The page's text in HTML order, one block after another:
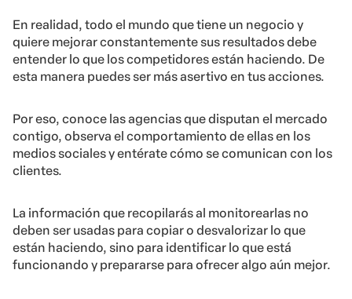
En realidad, todo el mundo que tiene un negocio y
quiere mejorar constantemente sus resultados debe
entender lo que los competidores están haciendo. De
esta manera puedes ser más asertivo en tus acciones.
Por eso, conoce las agencias que disputan el mercado
contigo, observa el comportamiento de ellas en los
medios sociales y entérate cómo se comunican con los
clientes.
La información que recopilarás al monitorearlas no
deben ser usadas para copiar o desvalorizar lo que
están haciendo, sino para identificar lo que está
funcionando y prepararse para ofrecer algo aún mejor.